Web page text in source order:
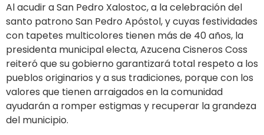
Al acudir a San Pedro Xalostoc, a la celebración del
santo patrono San Pedro Apóstol, y cuyas festividades
con tapetes multicolores tienen más de 40 años, la
presidenta municipal electa, Azucena Cisneros Coss
reiteró que su gobierno garantizará total respeto a los
pueblos originarios y a sus tradiciones, porque con los
valores que tienen arraigados en la comunidad
ayudarán a romper estigmas y recuperar la grandeza
del municipio.